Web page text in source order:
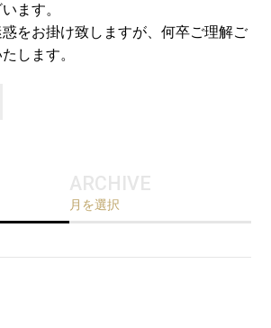
ます。
をお掛け致しますが、何卒ご理解ご
します。
ARCHIVE
月を選択